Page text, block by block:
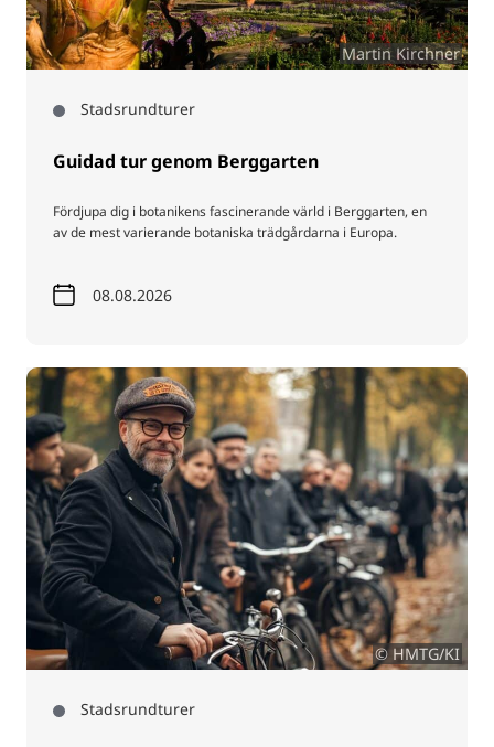
Martin Kirchner
Stadsrundturer
Guidad tur genom Berggarten
Fördjupa dig i botanikens fascinerande värld i Berggarten, en
av de mest varierande botaniska trädgårdarna i Europa.
08.08.2026
© HMTG/KI
Stadsrundturer